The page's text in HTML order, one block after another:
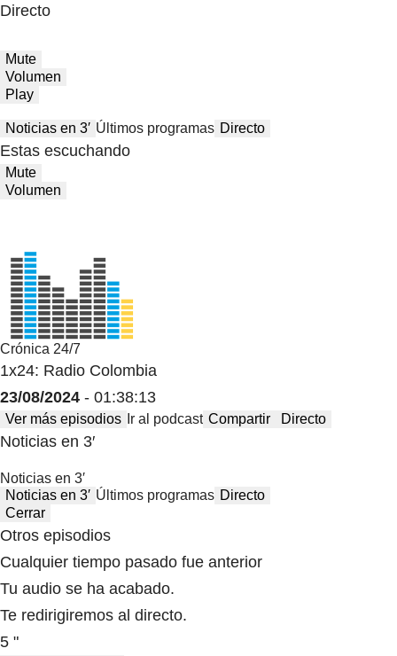
Directo
Mute
Volumen
Play
Noticias en 3′ Últimos programas Directo
Estas escuchando
Mute
Volumen
Crónica 24/7
1x24: Radio Colombia
23/08/2024 - 01:38:13
Ver más episodios Ir al podcast Compartir Directo
Noticias en 3′
Noticias en 3′
Noticias en 3′ Últimos programas Directo
Cerrar
Otros episodios
Cualquier tiempo pasado fue anterior
Tu audio se ha acabado.
Te redirigiremos al directo.
5 "